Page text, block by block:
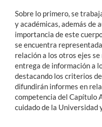
Sobre lo primero, se
y académicas, además de
importancia de este
se encuentra
relación a los otros ejes
entrega de información a
destacando los criterios
difundirán informes en
competencia del Capítulo
cuidado de la Universidad